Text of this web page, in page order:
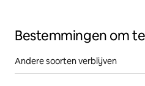
Bestemmingen om
Andere soorten verblijven